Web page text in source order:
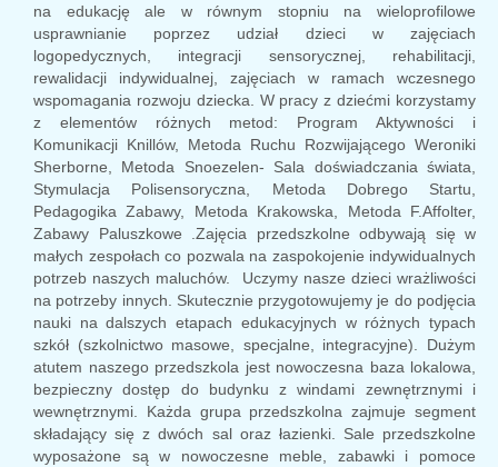
na edukację ale w równym stopniu na wieloprofilowe
usprawnianie poprzez udział dzieci w zajęciach
logopedycznych, integracji sensorycznej, rehabilitacji,
rewalidacji indywidualnej, zajęciach w ramach wczesnego
wspomagania rozwoju dziecka. W pracy z dziećmi korzystamy
z elementów różnych metod: Program Aktywności i
Komunikacji Knillów, Metoda Ruchu Rozwijającego Weroniki
Sherborne, Metoda Snoezelen- Sala doświadczania świata,
Stymulacja Polisensoryczna, Metoda Dobrego Startu,
Pedagogika Zabawy, Metoda Krakowska, Metoda F.Affolter,
Zabawy Paluszkowe .Zajęcia przedszkolne odbywają się w
małych zespołach co pozwala na zaspokojenie indywidualnych
potrzeb naszych maluchów. Uczymy nasze dzieci wrażliwości
na potrzeby innych. Skutecznie przygotowujemy je do podjęcia
nauki na dalszych etapach edukacyjnych w różnych typach
szkół (szkolnictwo masowe, specjalne, integracyjne). Dużym
atutem naszego przedszkola jest nowoczesna baza lokalowa,
bezpieczny dostęp do budynku z windami zewnętrznymi i
wewnętrznymi. Każda grupa przedszkolna zajmuje segment
składający się z dwóch sal oraz łazienki. Sale przedszkolne
wyposażone są w nowoczesne meble, zabawki i pomoce